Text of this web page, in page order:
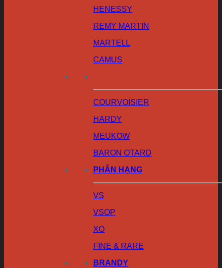
HENESSY
REMY MARTIN
MARTELL
CAMUS
COURVOISIER
HARDY
MEUKOW
BARON OTARD
PHÂN HẠNG
VS
VSOP
XO
FINE & RARE
BRANDY